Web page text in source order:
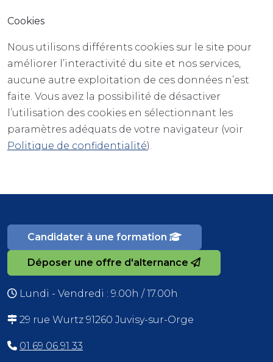
Cookies
Nous utilisons différents cookies sur le site pour
améliorer l’interactivité du site et nos services,
aucune autre exploitation de ces données n’est
faite. Vous avez la possibilité de désactiver
l’utilisation des cookies en sélectionnant les
paramètres adéquats de votre navigateur (voir
Politique de confidentialité).
Candidater à une formation
Déposer une offre d'alternance
Lundi - Vendredi : 9.00h / 17.00h
29 rue Wurtz 91260 Juvisy-sur-Orge
01 69 06 91 33